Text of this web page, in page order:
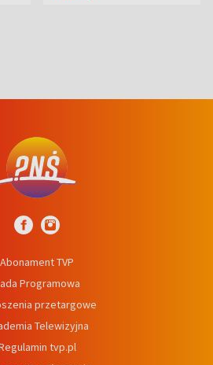
Abonament TVP
Programowa
przetargowe
Telewizyjna
tvp.pl